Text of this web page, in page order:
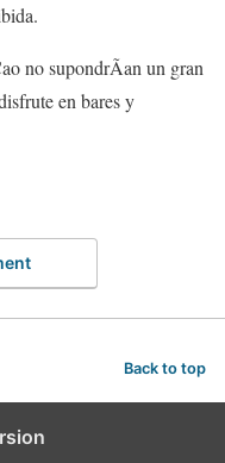
no supondrÃ­an un gran
en bares y
Back to top